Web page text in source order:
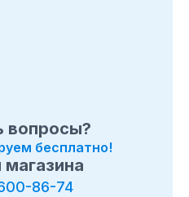
вопросы?
бесплатно!
86-74